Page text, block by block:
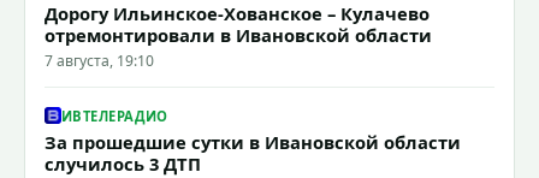
Дорогу Ильинское-Хованское – Кулачево
отремонтировали в Ивановской области
7 августа, 19:10
ИВТЕЛЕРАДИО
За прошедшие сутки в Ивановской области
случилось 3 ДТП